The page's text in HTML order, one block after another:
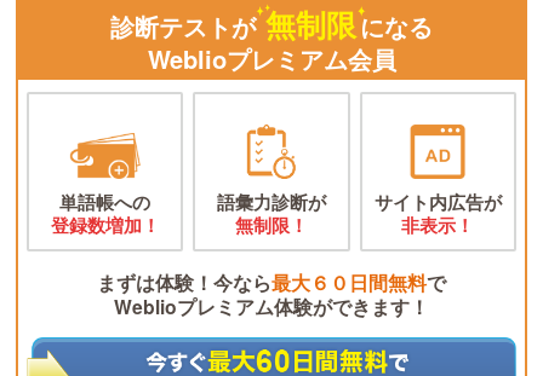
診断テストが 無制限になる
Weblioプレミアム会員
単語帳への
登録数増加！
語彙力診断が
無制限！
サイト内広告が
非表示！
まずは体験！今なら最大６０日間無料で
Weblioプレミアム体験ができます！